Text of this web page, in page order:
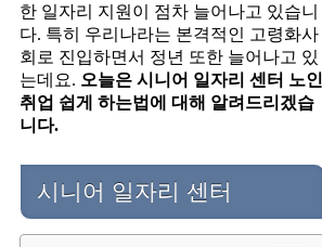
한 일자리 지원이 점차 늘어나고 있습니
다. 특히 우리나라는 본격적인 고령화사
회로 진입하면서 정년 또한 늘어나고 있
는데요. 오늘은 시니어 일자리 센터 노인
취업 쉽게 하는법에 대해 알려드리겠습
니다.
시니어 일자리 센터